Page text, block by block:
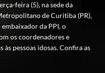
feira (5), na sede da
de Curitiba (PR),
da PPI, o
os coordenadores e
pessoas idosas. Confira as